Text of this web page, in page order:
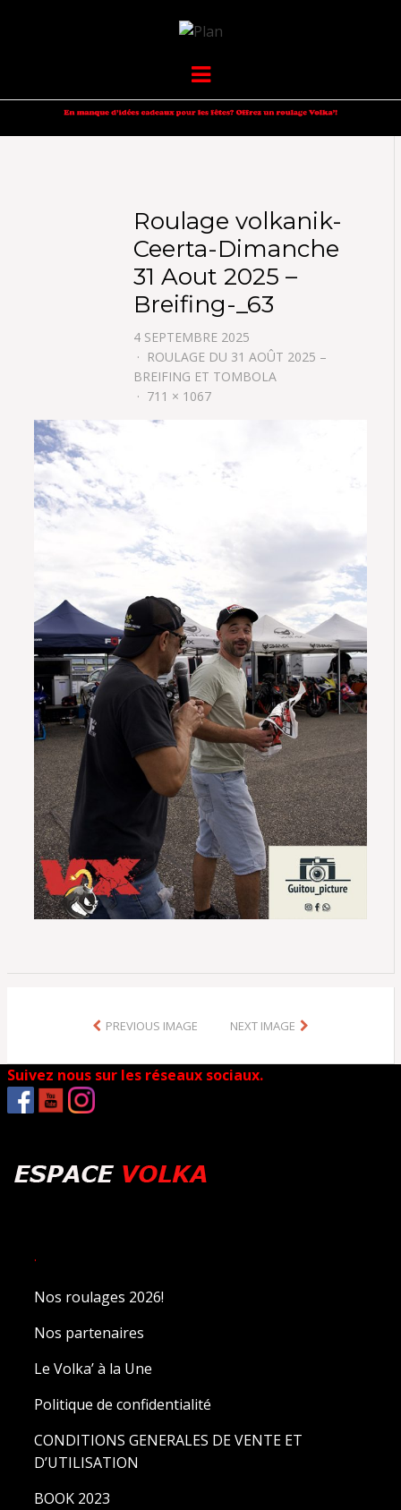
VOLKANIK-
ENDURANCE
Menu
Roulage volkanik-
Ceerta-Dimanche
31 Aout 2025 –
Breifing-_63
4 SEPTEMBRE 2025
ROULAGE DU 31 AOÛT 2025 –
BREIFING ET TOMBOLA
711 × 1067
PREVIOUS IMAGE NEXT IMAGE
Suivez nous sur les réseaux sociaux.
.
Nos roulages 2026!
Nos partenaires
Le Volka’ à la Une
Politique de confidentialité
CONDITIONS GENERALES DE VENTE ET
D’UTILISATION
BOOK 2023